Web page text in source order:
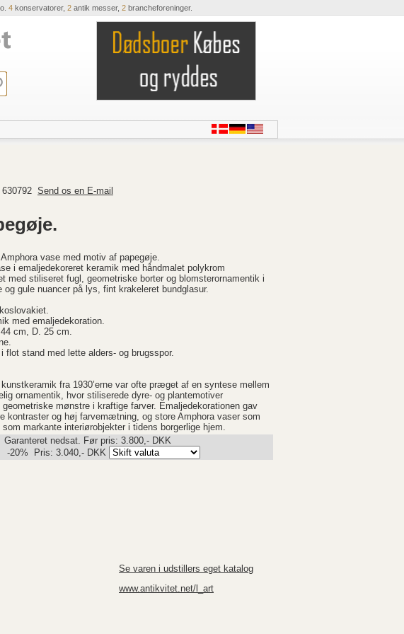
4 konservatorer, 2 antik messer, 2 brancheforeninger.
Send os en E-mail
vase med motiv af papegøje.
i emaljedekoreret keramik med håndmalet polykrom
med stiliseret fugl, geometriske borter og blomsterornamentik i
og gule nuancer på lys, fint krakeleret bundglasur.
med emaljedekoration.
cm, D. 25 cm.
flot stand med lette alders- og brugsspor.
fra 1930’erne var ofte præget af en syntese mellem
ornamentik, hvor stiliserede dyre- og plantemotiver
geometriske mønstre i kraftige farver. Emaljedekorationen gav
kontraster og høj farvemætning, og store Amphora vaser som
som markante interiørobjekter i tidens borgerlige hjem.
Garanteret nedsat. Før pris: 3.800,- DKK
-20% Pris: 3.040,- DKK
Se varen i udstillers eget katalog
www.antikvitet.net/l_art